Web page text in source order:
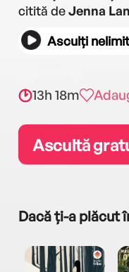
citită deJenna
Asculți
13h 18m
Ascultă
Dacă ți-a plăcut